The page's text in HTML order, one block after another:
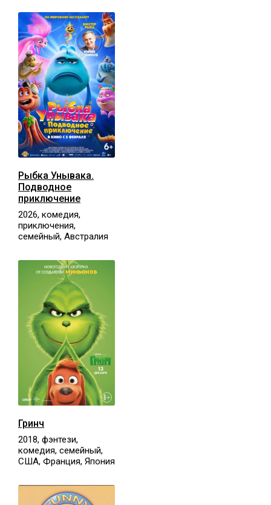
Рыбка Унывака.
Подводное
приключение
2026, комедия,
приключения,
семейный, Австралия
Гринч
2018, фэнтези,
комедия, семейный,
США, Франция, Япония